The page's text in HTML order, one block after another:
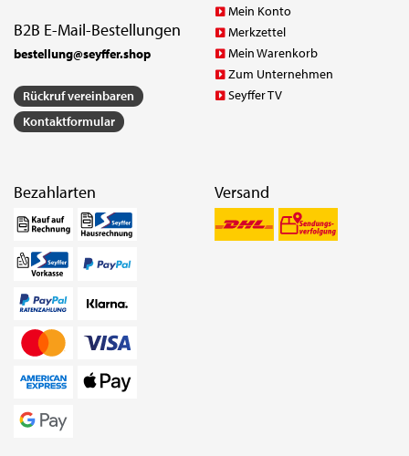
B2B E-Mail-Bestellungen
bestellung@seyffer.shop
Rückruf vereinbaren
Kontaktformular
Mein Konto
Merkzettel
Mein Warenkorb
Zum Unternehmen
Seyffer TV
Bezahlarten Versand